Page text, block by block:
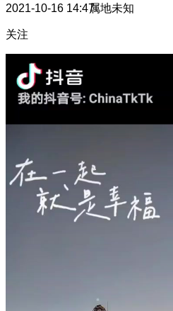
2021-10-16 14:47属地未知
关注